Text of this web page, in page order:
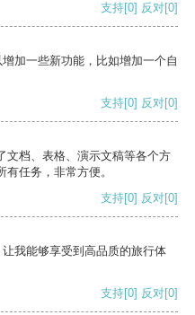
支持[0] 反对[0]
加一些新功能，比如增加一个自
支持[0] 反对[0]
文档、表格、演示文稿等各个方
任务，非常方便。
支持[0] 反对[0]
我能够享受到高品质的旅行体
支持[0] 反对[0]